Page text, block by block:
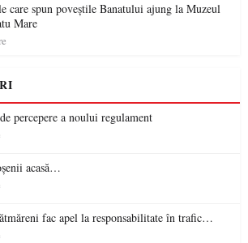
care spun poveștile Banatului ajung la Muzeul
Mare
percepere a noului regulament
acasă…
Polițiștii sătmăreni fac apel la responsabilitate în trafic…